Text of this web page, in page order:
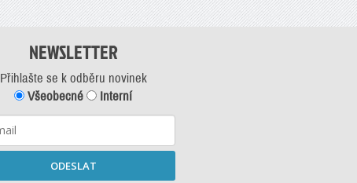
NEWSLETTER
Přihlašte se k odběru novinek
Všeobecné
Interní
ODESLAT